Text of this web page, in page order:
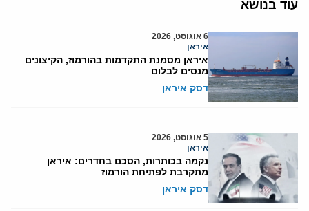
עוד בנושא
6 אוגוסט, 2026
איראן
איראן מסמנת התקדמות בהורמוז, הקיצונים
מנסים לבלום
דסק איראן
5 אוגוסט, 2026
איראן
נקמה בכותרות, הסכם בחדרים: איראן
מתקרבת לפתיחת הורמוז
דסק איראן